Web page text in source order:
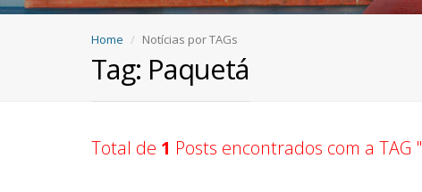
Home Notícias por TAGs
Tag: Paquetá
Total de 1 Posts encontrados com a TAG "